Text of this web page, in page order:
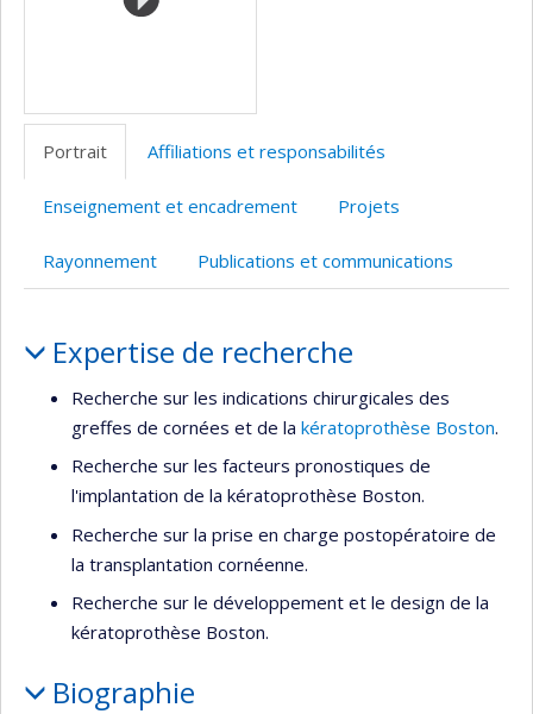
recherche
Portrait Affiliations et responsabilités
Enseignement et encadrement Projets
Rayonnement Publications et communications
Expertise de recherche
Recherche sur les indications chirurgicales des
greffes de cornées et de la kératoprothèse Boston.
Recherche sur les facteurs pronostiques de
l'implantation de la kératoprothèse Boston.
Recherche sur la prise en charge postopératoire de
la transplantation cornéenne.
Recherche sur le développement et le design de la
kératoprothèse Boston.
Biographie